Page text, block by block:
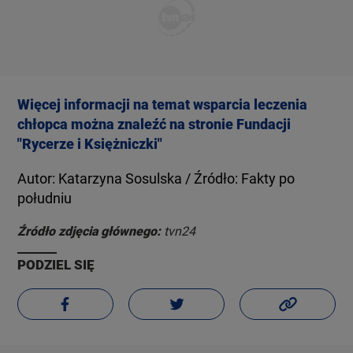
Więcej informacji na temat wsparcia leczenia
chłopca można znaleźć na stronie Fundacji
"Rycerze i Księżniczki"
Autor: Katarzyna Sosulska / Źródło: Fakty po
południu
Źródło zdjęcia głównego: tvn24
PODZIEL SIĘ